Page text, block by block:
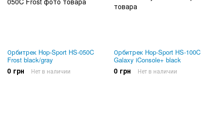
Орбитрек Hop-Sport HS-050C
Frost black/gray
0 грн Нет в наличии
Орбитрек Hop-Sport HS-100C
Galaxy iConsole+ black
0 грн Нет в наличии